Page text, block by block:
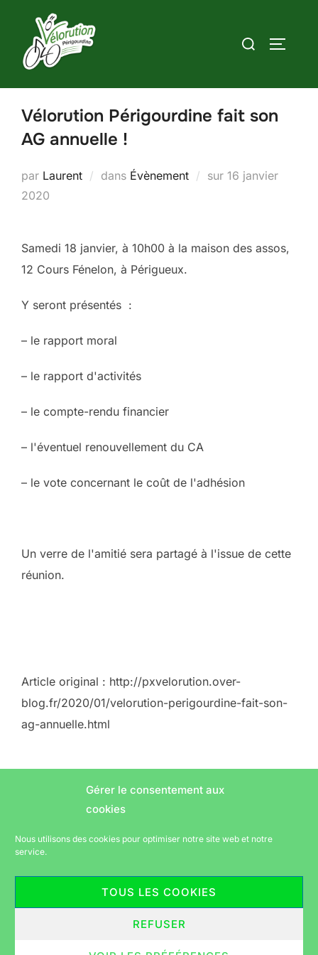
Gérer le consentement aux
cookies
Nous utilisons des cookies pour optimiser notre site web et notre
service.
TOUS LES COOKIES
REFUSER
contenu
Rechercher :
Vélorution Périgourdine fait son
AG annuelle !
par Laurent dans Évènement sur Publié
16 janvier
2020
Samedi 18 janvier, à 10h00 à la maison des assos,
12 Cours Fénelon, à Périgueux.
Y seront présentés :
– le rapport moral
– le rapport d'activités
– le compte-rendu financier
– l'éventuel renouvellement du CA
– le vote concernant le coût de l'adhésion
Un verre de l'amitié sera partagé à l'issue de cette
réunion.
Article original : http://pxvelorution.over-
blog.fr/2020/01/velorution-perigourdine-fait-son-
ag-annuelle.html
AUTEUR DE LA PUBLICATION
Écrit par